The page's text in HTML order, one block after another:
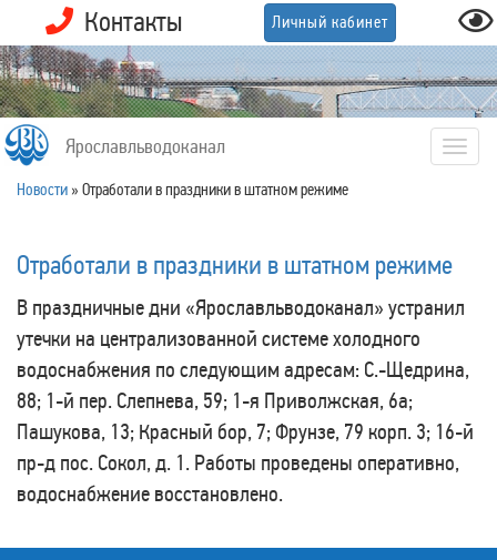
Контакты Личный кабинет
Ярославльводоканал
Новости » Отработали в праздники в штатном режиме
Отработали в праздники в штатном режиме
В праздничные дни «Ярославльводоканал» устранил
утечки на централизованной системе холодного
водоснабжения по следующим адресам: С.-Щедрина,
88; 1-й пер. Слепнева, 59; 1-я Приволжская, 6а;
Пашукова, 13; Красный бор, 7; Фрунзе, 79 корп. 3; 16-й
пр-д пос. Сокол, д. 1. Работы проведены оперативно,
водоснабжение восстановлено.